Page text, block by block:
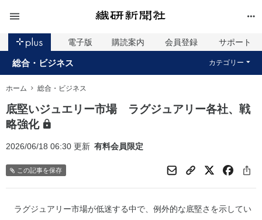
電子版 購読案内 会員登録 サポート
総合・ビジネス カテゴリー
ホーム 総合・ビジネス
底堅いジュエリー市場 ラグジュアリー各社、戦
略強化
2026/06/18 06:30 更新 有料会員限定
この記事を保存
ラグジュアリー市場が低迷する中で、例外的な底堅さを示してい